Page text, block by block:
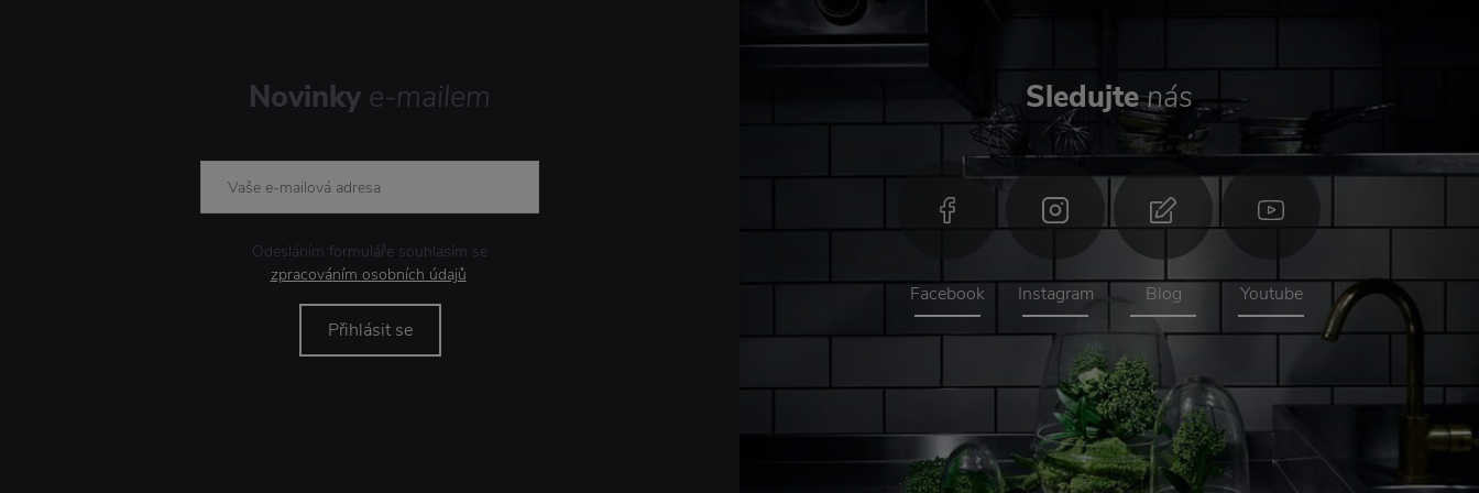
Novinky e-mailem
Odesláním formuláře souhlasím se
zpracováním osobních údajů.
Přihlásit se
Sledujtenás
Facebook Instagram Blog Youtube